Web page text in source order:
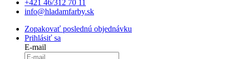
+421 46/312 70 11
info@hladamfarby.sk
Zopakovať poslednú objednávku
Prihlásiť sa
E-mail